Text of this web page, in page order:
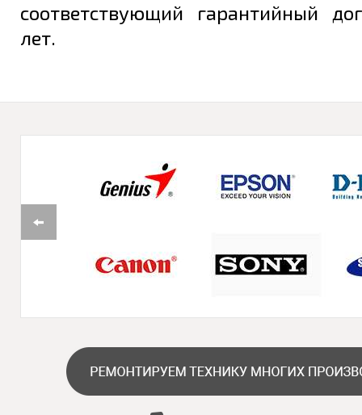
соответствующий гарантийный
лет.